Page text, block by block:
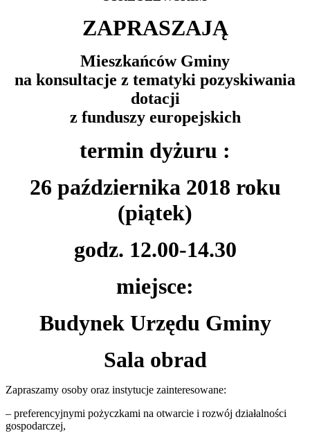
ZAPRASZAJĄ
Mieszkańców Gminy
na konsultacje z tematyki pozyskiwania
dotacji
z funduszy europejskich
termin dyżuru :
26 października 2018 roku
(piątek)
godz. 12.00-14.30
miejsce:
Budynek Urzędu Gminy
Sala obrad
Zapraszamy osoby oraz instytucje zainteresowane:
– preferencyjnymi pożyczkami na otwarcie i rozwój działalności
gospodarczej,